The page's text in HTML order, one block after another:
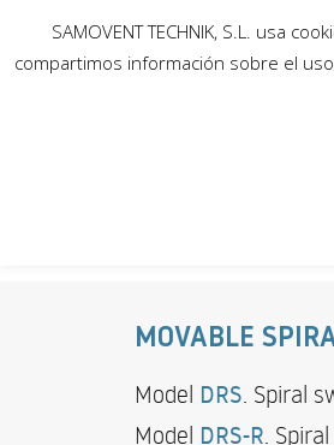
MOVABLE
Model DRS . Spiral
Model DRS-R .
SAMOVENT TECHNIK, S.L. usa
compartimos información sobre el